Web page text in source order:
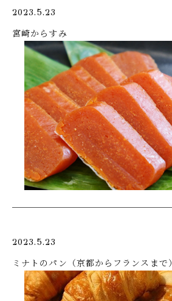
2023.5.23
宮崎からすみ
2023.5.23
ミナトのパン（京都からフランスまで）